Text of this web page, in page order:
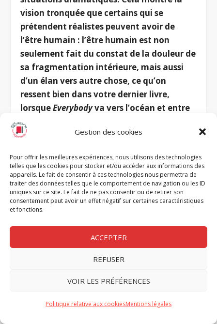
Gestion des cookies
Pour offrir les meilleures expériences, nous utilisons des technologies
telles que les cookies pour stocker et/ou accéder aux informations des
appareils. Le fait de consentir à ces technologies nous permettra de
traiter des données telles que le comportement de navigation ou les ID
uniques sur ce site. Le fait de ne pas consentir ou de retirer son
consentement peut avoir un effet négatif sur certaines caractéristiques
et fonctions.
ACCEPTER
REFUSER
VOIR LES PRÉFÉRENCES
Politique relative aux cookiesMentions légales
vision tronquée que certains qui se
prétendent réalistes peuvent avoir de
l’être humain : l’être humain est non
seulement fait du constat de la douleur de
sa fragmentation intérieure, mais aussi
d’un élan vers autre chose, ce qu’on
ressent bien dans votre dernier livre,
lorsqueEverybodyva vers l’océan et entre
dans cette unité organique, avec l’envie
d’une autre vie…
Absolument ! Ce qui m’intéresse beaucoup
dans ce que vous dites, et avec lequel je suis
totalement d’accord, c’est que l’imagination
ne peut être discréditée au prétexte que ce
entre l’imaginaire et l’illusoire. J’entendais
récemment des théoriciens politiques, tel
Geoffroy de Lagasnerie, dire que
qu’elle serait forcément bourgeoise… Si
l’imagination est au contraire ce qui nous